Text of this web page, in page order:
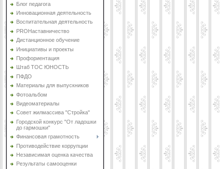
Блог педагога
Инновационная деятельность
Воспитательная деятельность
PROНаставничество
Дистанционное обучение
Инициативы и проекты
Профориентация
Штаб ТОС ЮНОСТЬ
ПФДО
Материалы для выпускников
Фотоальбом
Видеоматериалы
Совет жилмассива "Стройка"
Городской конкурс "От ладошки
до гармошки"
Финансовая грамотность
Противодействие коррупции
Независимая оценка качества
Результаты самооценки